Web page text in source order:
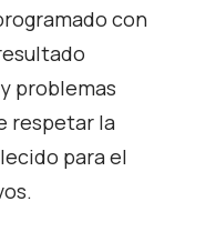
con
problemas
respetar la
para el